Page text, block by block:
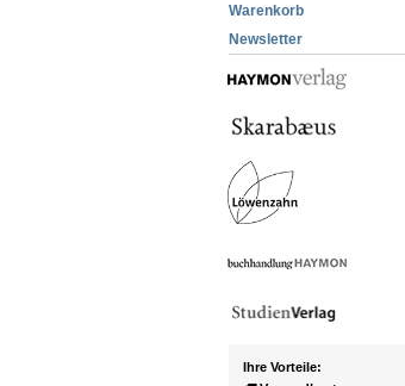
Warenkorb
Newsletter
Ihre Vorteile: